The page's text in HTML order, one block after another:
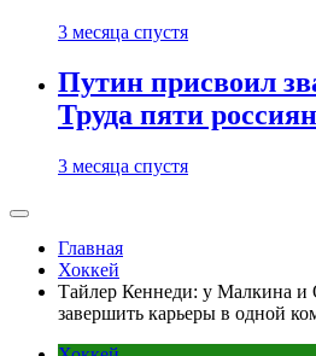
3 месяца спустя
Путин присвоил
Труда пяти
3 месяца спустя
Главная
Хоккей
Тайлер Кеннеди: у Малкина и
завершить карьеры в одной